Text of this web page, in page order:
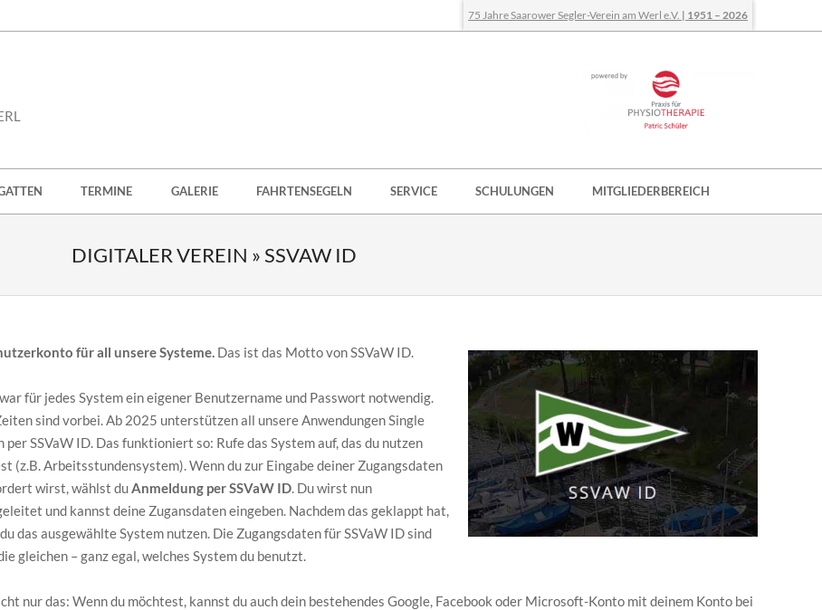
75 Jahre Saarower Segler-Verein am Werl e.V. | 1951 – 2026
TERMINE GALERIE FAHRTENSEGELN SERVICE SCHULUNGEN MITGLIEDERBEREICH
DIGITALER VEREIN »SSVAW ID
für all unsere Systeme. Das ist das Motto von SSVaW ID.
für jedes System ein eigener Benutzername und Passwort notwendig.
sind vorbei. Ab 2025 unterstützen all unsere Anwendungen Single
per SSVaW ID. Das funktioniert so: Rufe das System auf, das du nutzen
(z.B. Arbeitsstundensystem). Wenn du zur Eingabe deiner Zugangsdaten
wirst, wählst duAnmeldung per SSVaW ID. Du wirst nun
und kannst deine Zugansdaten eingeben. Nachdem das geklappt hat,
das ausgewählte System nutzen. Die Zugangsdaten für SSVaW ID sind
gleichen – ganz egal, welches System du benutzt.
nur das: Wenn du möchtest, kannst du auch dein bestehendes Google, Facebook oder Microsoft-Konto mit deinem Konto bei